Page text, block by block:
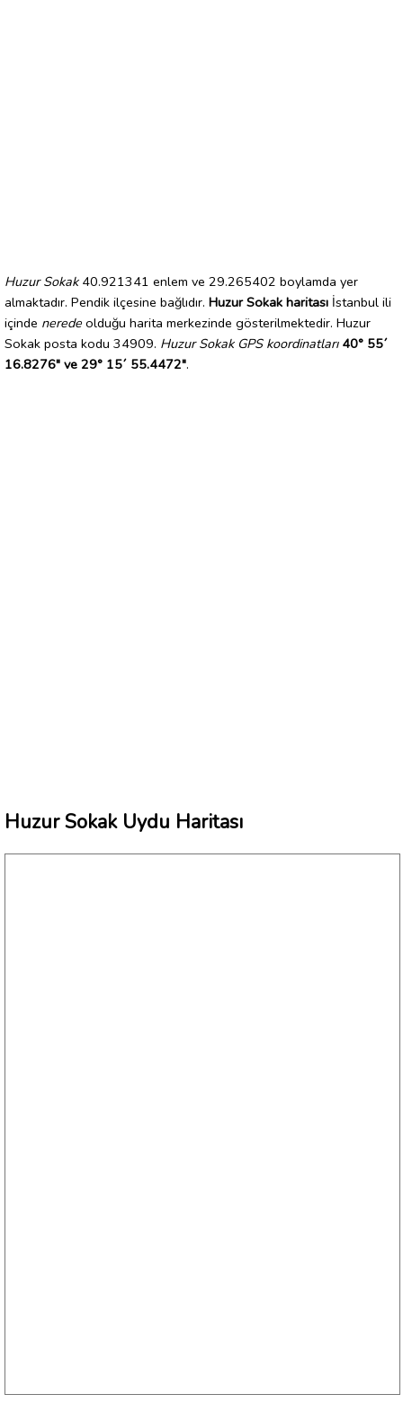
Huzur Sokak40.921341 enlem ve 29.265402 boylamda yer
almaktadır. Pendik ilçesine bağlıdır. Huzur Sokak haritası İstanbul ili
içinde nerede olduğu harita merkezinde gösterilmektedir. Huzur
Sokak posta kodu 34909. Huzur Sokak GPS koordinatları 40° 55´
16.8276" ve 29° 15´ 55.4472".
Huzur Sokak Uydu Haritası